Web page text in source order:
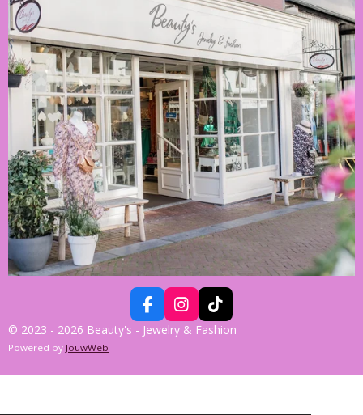
F
A
B
I
N
A
T
I
O
© 2023 - 2026 Beauty's - Jewelry & Fashion
Powered by JouwWeb